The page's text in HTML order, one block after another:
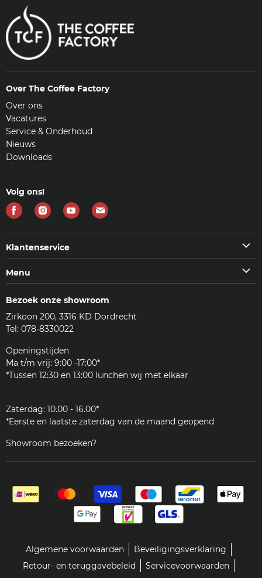
Over The Coffee Factory
Over ons
Vacatures
Service & Onderhoud
Nieuws
Downloads
Volg ons!
Vind
Facebook
Vind
Instagram
Vind
Youtube
Vind
E-
Klantenservice
Veelgestelde vragen (FAQ)
Bezorgen
Reviews
Woordenlijst
Menu
Koffie & meer
Accessoires
Reinigingsmiddelen
Onderdelen
JURA
Klantenservice
Bezoek onze showroom
Zirkoon 200, 3316 KD Dordrecht
Tel: 078-8330022
Openingstijden
Ma t/m vrij: 9:00 -17:00*
*Tussen 12:30 en 13:00 lunchen wij met elkaar
Zaterdag: 10.00 - 16.00*
*Eerste en laatste zaterdag van de maand geopend
Showroom bezoeken?
Algemene voorwaarden
Beveiligingsverklaring
Retour- en teruggavebeleid
Servicevoorwaarden